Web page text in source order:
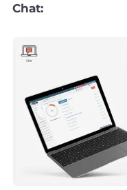
Chat: